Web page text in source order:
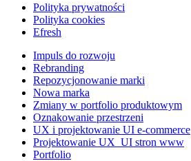
Polityka prywatności
Polityka cookies
Efresh
Impuls do rozwoju
Rebranding
Repozycjonowanie marki
Nowa marka
Zmiany w portfolio produktowym
Oznakowanie przestrzeni
UX i projektowanie UI e-commerce
Projektowanie UX_UI stron www
Portfolio